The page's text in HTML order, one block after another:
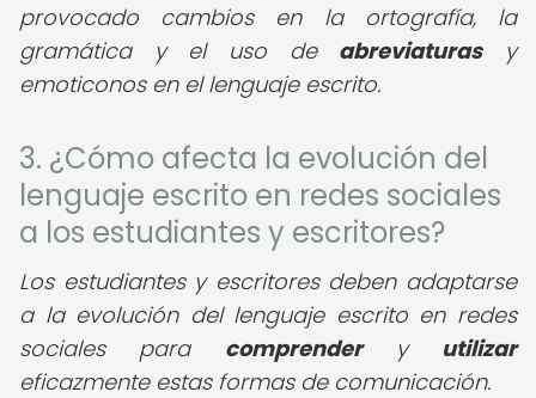
provocado cambios en la ortografía, la
gramática y el uso de abreviaturasy
emoticonos en el lenguaje escrito.
3. ¿Cómo afecta la evolución del
lenguaje escrito en redes sociales
a los estudiantes y escritores?
Los estudiantes y escritores deben adaptarse
a la evolución del lenguaje escrito en redes
sociales para comprendery utilizar
eficazmente estas formas de comunicación.